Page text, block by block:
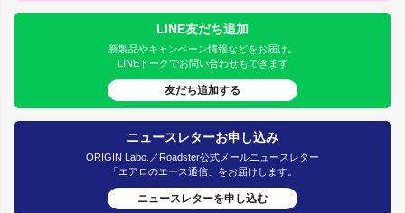
LINE友だち追加
新製品やキャンペーン情報などをお届け。
LINEトークでお問い合わせもできます
友だち追加する
ニュースレターお申し込み
ORIGIN Labo.／Roadster公式メールニュースレター
「エアロのエース通信」をお届けします。
ニュースレターを申し込む